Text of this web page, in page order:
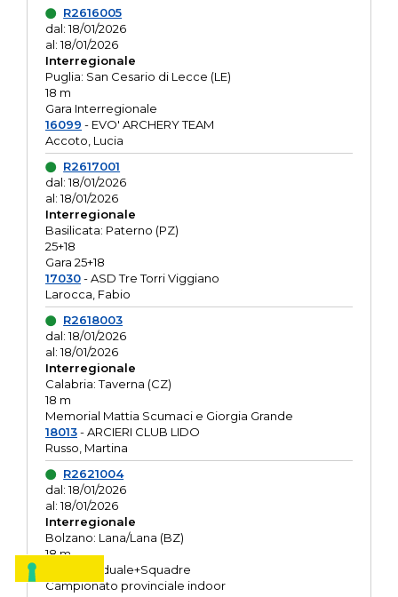
R2616005
dal: 18/01/2026
al: 18/01/2026
Interregionale
Puglia: San Cesario di Lecce (LE)
18 m
Gara Interregionale
16099 - EVO' ARCHERY TEAM
Accoto, Lucia
R2617001
dal: 18/01/2026
al: 18/01/2026
Interregionale
Basilicata: Paterno (PZ)
25+18
Gara 25+18
17030- ASD Tre Torri Viggiano
Larocca, Fabio
R2618003
dal: 18/01/2026
al: 18/01/2026
Interregionale
Calabria: Taverna (CZ)
18 m
Memorial Mattia Scumaci e Giorgia Grande
18013- ARCIERI CLUB LIDO
Russo, Martina
R2621004
dal: 18/01/2026
al: 18/01/2026
Interregionale
Bolzano: Lana/Lana (BZ)
18 m
O.R. Individuale+Squadre
Campionato provinciale indoor